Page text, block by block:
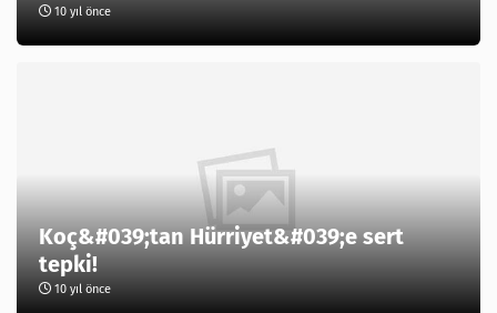
10 yıl önce
Koç&#039;tan Hürriyet&#039;e sert
tepki!
10 yıl önce